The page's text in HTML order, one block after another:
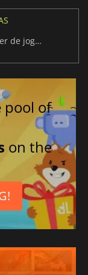
Tales of Graces F Remastered revela trailer de jogabilidade e inicia pré-encomendas
pool of
on the